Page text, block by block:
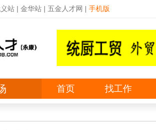
站 | 金华站 | 五金人才网 | 手机版
首页 找工作